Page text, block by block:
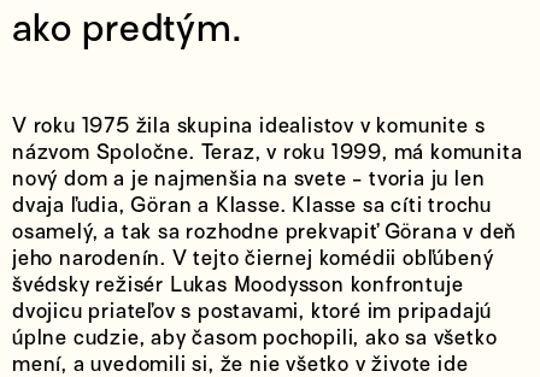
ako predtým.
V roku 1975 žila skupina idealistov v komunite s
názvom Spoločne. Teraz, v roku 1999, má komunita
nový dom a je najmenšia na svete - tvoria ju len
dvaja ľudia, Göran a Klasse. Klasse sa cíti trochu
osamelý, a tak sa rozhodne prekvapiť Görana v deň
jeho narodenín. V tejto čiernej komédii obľúbený
švédsky režisér Lukas Moodysson konfrontuje
dvojicu priateľov s postavami, ktoré im pripadajú
úplne cudzie, aby časom pochopili, ako sa všetko
mení, a uvedomili si, že nie všetko v živote ide